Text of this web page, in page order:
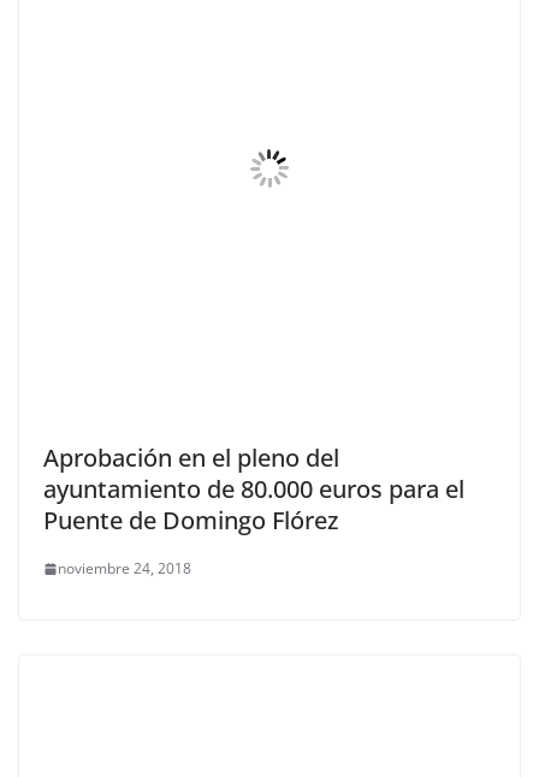
Aprobación en el pleno del
ayuntamiento de 80.000 euros para el
Puente de Domingo Flórez
noviembre 24, 2018